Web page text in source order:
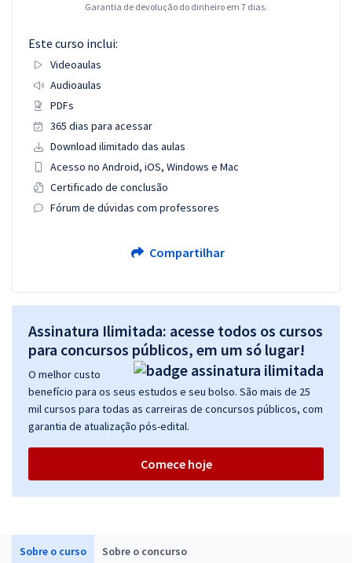
Sobre o curso Sobre o concurso
Garantia de devolução do dinheiro em 7 dias.
Este curso inclui:
Videoaulas
Audioaulas
PDFs
365 dias para acessar
Download ilimitado das aulas
Acesso no Android, iOS, Windows e Mac
Certificado de conclusão
Fórum de dúvidas com professores
Compartilhar
Assinatura Ilimitada: acesse todos os cursos
para concursos públicos, em um só lugar!
O melhor custo
benefício para os seus estudos e seu bolso. São mais de 25
mil cursos para todas as carreiras de concursos públicos, com
garantia de atualização pós-edital.
Comece hoje